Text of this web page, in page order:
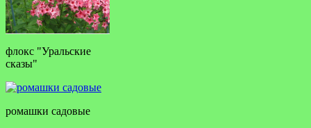
флокс "Уральские
сказы"
ромашки садовые